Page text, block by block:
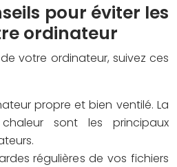
pour éviter les
ordinateur
votre ordinateur, suivez ces
propre et bien ventilé. La
sont les principaux
régulières de vos fichiers